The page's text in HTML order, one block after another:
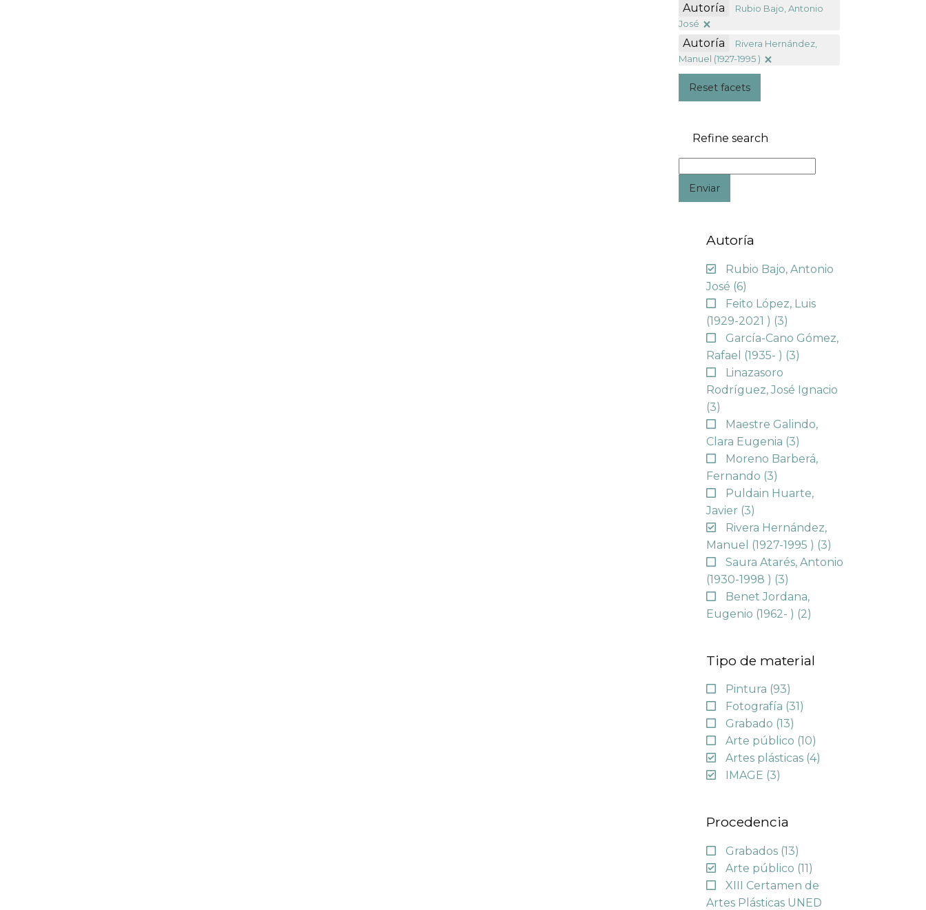
Autoría
Rubio Bajo, Antonio
José
Autoría
Rivera Hernández,
Manuel (1927-1995 )
Reset facets
Refine search
Enviar
Autoría
Rubio Bajo, Antonio
José (6)
Feito López, Luis
(1929-2021 ) (3)
García-Cano Gómez,
Rafael (1935- ) (3)
Linazasoro
Rodríguez, José Ignacio
(3)
Maestre Galindo,
Clara Eugenia (3)
Moreno Barberá,
Fernando (3)
Puldain Huarte,
Javier (3)
Rivera Hernández,
Manuel (1927-1995 ) (3)
Saura Atarés, Antonio
(1930-1998 ) (3)
Benet Jordana,
Eugenio (1962- ) (2)
Tipo de material
Pintura (93)
Fotografía (31)
Grabado (13)
Arte público (10)
Artes plásticas (4)
IMAGE (3)
Procedencia
Grabados (13)
Arte público (11)
XIII Certamen de
Artes Plásticas UNED